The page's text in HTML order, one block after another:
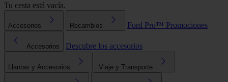
Tu cesta está vacía.
Accesorios Recambios Ford Pro™ Promociones
Accesorios Descubre los accesorios
Llantas y Accesorios Viaje y Transporte